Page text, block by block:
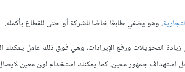
، وهو يضفي طابعًا خاصًا للشركة أو حتى للقطاع بأكمله.
التحويلات ورفع الإيرادات، وهي فوق ذلك عامل يمكنك
استهداف جمهور معين، كما يمكنك استخدام لون معين